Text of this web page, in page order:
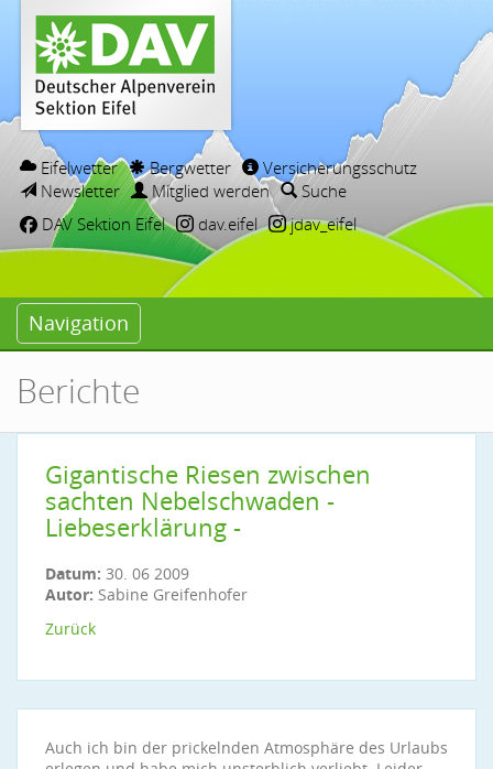
Eifelwetter Bergwetter
Versicherungsschutz
Newsletter
Mitglied werden
Suche
DAV Sektion Eifel
dav.eifel jdav_eifel
Navigation
Berichte
Gigantische Riesen zwischen
sachten Nebelschwaden -
Liebeserklärung -
Datum: 30. 06 2009
Autor: Sabine Greifenhofer
Zurück
Auch ich bin der prickelnden Atmosphäre des Urlaubs